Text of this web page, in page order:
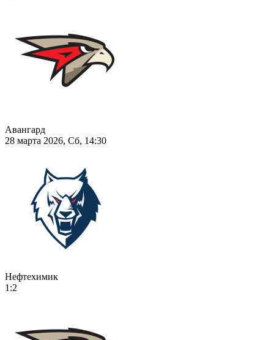
Авангард
28 марта 2026, Сб, 14:30
Нефтехимик
1:2